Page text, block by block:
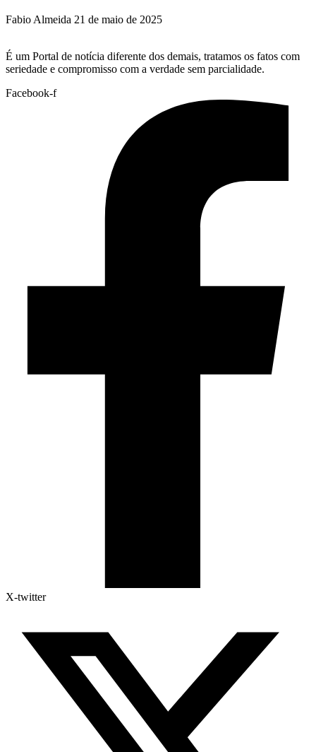
Fabio Almeida 21 de maio de 2025
É um Portal de notícia diferente dos demais, tratamos os fatos com
seriedade e compromisso com a verdade sem parcialidade.
Facebook-f
X-twitter